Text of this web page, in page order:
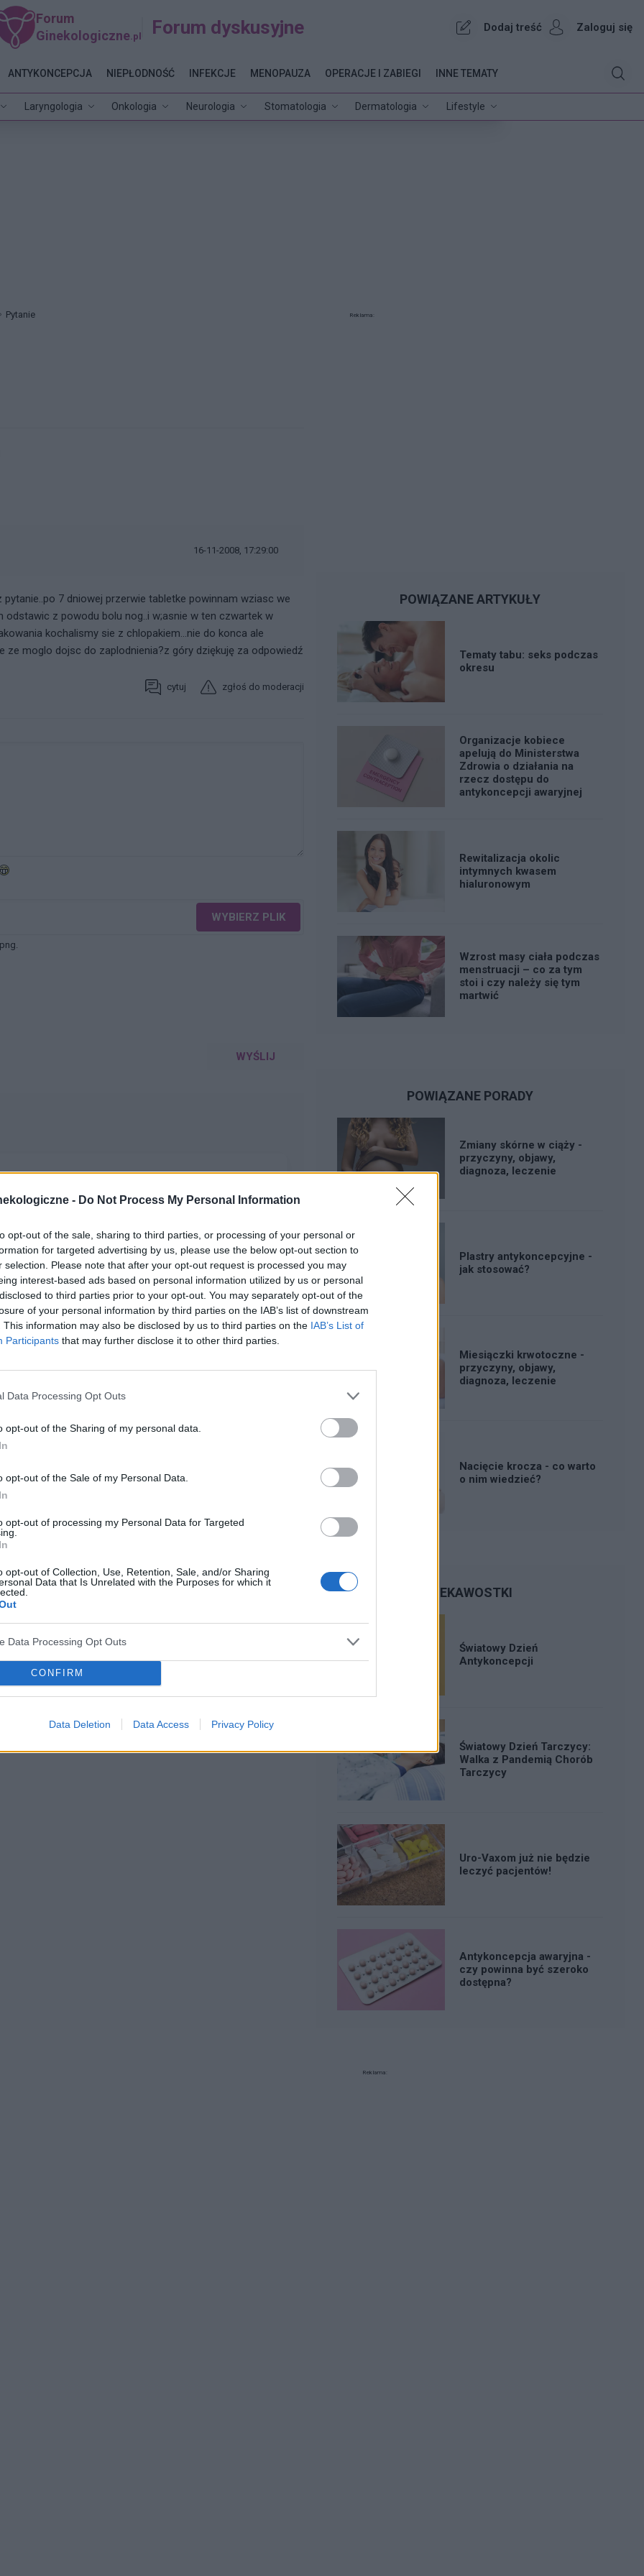
- Do Not Process My Personal Information
opt-out of the sale, sharing to third parties, or processing of your personal or
for targeted advertising by us, please use the below opt-out section to
selection. Please note that after your opt-out request is processed you may
interest-based ads based on personal information utilized by us or personal
to third parties prior to your opt-out. You may separately opt-out of the
of your personal information by third parties on the IAB’s list of downstream
This information may also be disclosed by us to third parties on the IAB’s List of
Participants that may further disclose it to other third parties.
Data Processing Opt Outs
opt-out of the Sharing of my personal data.
opt-out of the Sale of my Personal Data.
opt-out of processing my Personal Data for Targeted
opt-out of Collection, Use, Retention, Sale, and/or Sharing
Data that Is Unrelated with the Purposes for which it
Data Processing Opt Outs
CONFIRM
Data Deletion Data Access Privacy Policy
Forum
Ginekologiczne .pl Forum dyskusyjne Dodaj treść Zaloguj się
Laryngologia Onkologia Neurologia Stomatologia Dermatologia Lifestyle
ANTYKONCEPCJA NIEPŁODNOŚĆ INFEKCJE MENOPAUZA OPERACJE I ZABIEGI INNE TEMATY
Pytanie
16-11-2008, 17:29:00
7 dniowej przerwie tabletke powinnam wziasc we
z powodu bolu nog..i w;asnie w ten czwartek w
kochalismy sie z chlopakiem...nie do konca ale
ze moglo dojsc do zaplodnienia?z góry dziękuję za odpowiedź
cytuj zgłoś do moderacji
WYBIERZ PLIK
WYŚLIJ
tabletki mimo iż jestem 2 tygodnie
W maju myślałam że dostałam pierwszej miesiączki
okres. Przypominało to bardziej takie plamienie i to
śluz który jednego dnia był a na drugi dzień
3 dni a raz 6 jak przy miesiączce. Czy to normalne ?
myślę że to macica nie mogę utrzymać moczu czy
sie prawie dwa lata. Po długich leczeniach
pozostał, czuję ciągły dyskomfort oraz mam
Posiewy są czyste. Lekarka chciałaby wykonac u
Może któraś z Was miala wykonywany tali zabieg i
Będę wdzięczna za wszelkie informacje
test ciążowy
Reklama:
POWIĄZANE ARTYKUŁY
Tematy tabu: seks podczas
okresu
Organizacje kobiece
apelują do Ministerstwa
Zdrowia o działania na
rzecz dostępu do
antykoncepcji awaryjnej
Rewitalizacja okolic
intymnych kwasem
hialuronowym
Wzrost masy ciała podczas
menstruacji – co za tym
stoi i czy należy się tym
martwić
POWIĄZANE PORADY
Zmiany skórne w ciąży -
przyczyny, objawy,
diagnoza, leczenie
Plastry antykoncepcyjne -
jak stosować?
Miesiączki krwotoczne -
przyczyny, objawy,
diagnoza, leczenie
Nacięcie krocza - co warto
o nim wiedzieć?
CIEKAWOSTKI
Światowy Dzień
Antykoncepcji
Światowy Dzień Tarczycy:
Walka z Pandemią Chorób
Tarczycy
Uro-Vaxom już nie będzie
leczyć pacjentów!
Antykoncepcja awaryjna -
czy powinna być szeroko
dostępna?
Reklama: